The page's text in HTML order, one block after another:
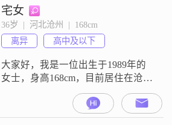
我性格温柔体贴，善解人意，喜欢
精致的生活方式。在业余时间，我
喜欢阅读旅行攻略，探索未知的世
界。登山徒步、骑行郊游和户外露
营是我最大的爱好，这些活动让我
感受到了
宅女
36岁  |  河北沧州  |  168cm
离异
高中及以下
大家好，我是一位出生于1989年的
女士，身高168cm，目前居住在沧州
##3002##我的月收入在8001到12000
元之间，虽然学历是高中及以下，
但我一直保持着积极向上的生活态